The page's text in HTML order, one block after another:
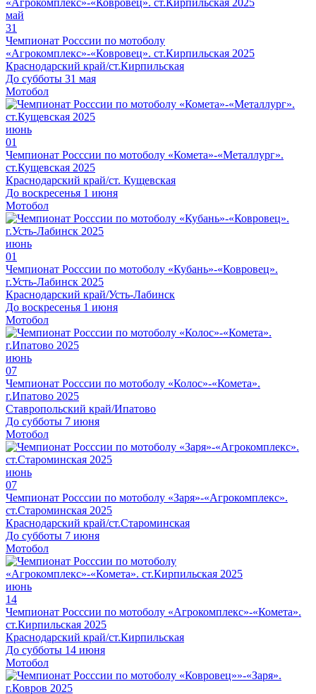
май
31
Чемпионат Росссии по мотоболу
«Агрокомплекс»-«Ковровец». ст.Кирпильская 2025
Краснодарский край/ст.Кирпильская
До субботы 31 мая
Мотобол
июнь
01
Чемпионат Росссии по мотоболу «Комета»-«Металлург».
ст.Кущевская 2025
Краснодарский край/ст. Кущевская
До воскресенья 1 июня
Мотобол
июнь
01
Чемпионат Росссии по мотоболу «Кубань»-«Ковровец».
г.Усть-Лабинск 2025
Краснодарский край/Усть-Лабинск
До воскресенья 1 июня
Мотобол
июнь
07
Чемпионат Росссии по мотоболу «Колос»-«Комета».
г.Ипатово 2025
Ставропольский край/Ипатово
До субботы 7 июня
Мотобол
июнь
07
Чемпионат Росссии по мотоболу «Заря»-«Агрокомплекс».
ст.Староминская 2025
Краснодарский край/ст.Староминская
До субботы 7 июня
Мотобол
июнь
14
Чемпионат Росссии по мотоболу «Агрокомплекс»-«Комета».
ст.Кирпильская 2025
Краснодарский край/ст.Кирпильская
До субботы 14 июня
Мотобол